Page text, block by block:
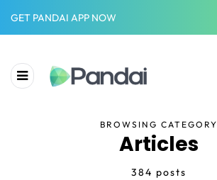
GET PANDAI APP NOW
BROWSING CATEGORY
Articles
384 posts